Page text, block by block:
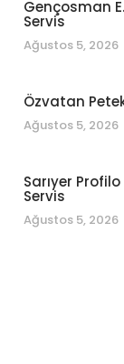
Gençosman
Servis
Ağustos 5, 2026
Özvatan
Ağustos 5, 2026
Sarıyer
Servis
Ağustos 5, 2026